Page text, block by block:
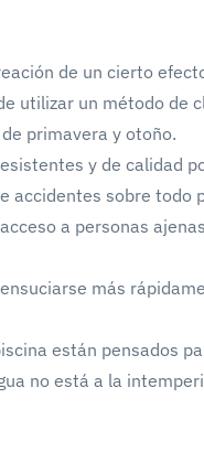
de un cierto
utilizar un método de
primavera y otoño.
y de calidad
accidentes sobre todo
a personas
más
están pensados
no está a la